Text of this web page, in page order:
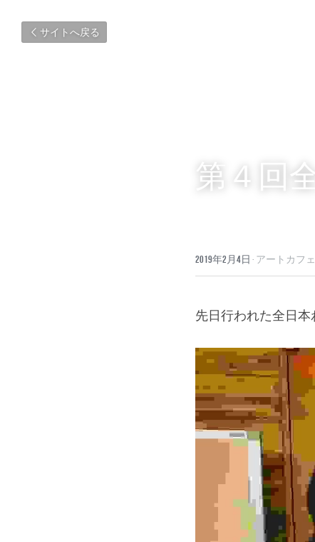
サイトへ戻る
第４回
2019年2月4日 · アートカフ
先日行われた全日本